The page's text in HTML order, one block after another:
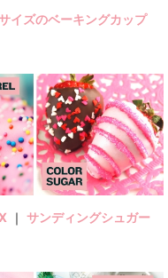
イズのベーキングカップ
｜ サンディングシュガー